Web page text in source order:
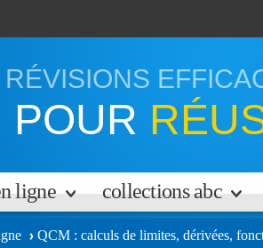
POUR
ligne collections abc
QCM : calculs de limites, dérivées,